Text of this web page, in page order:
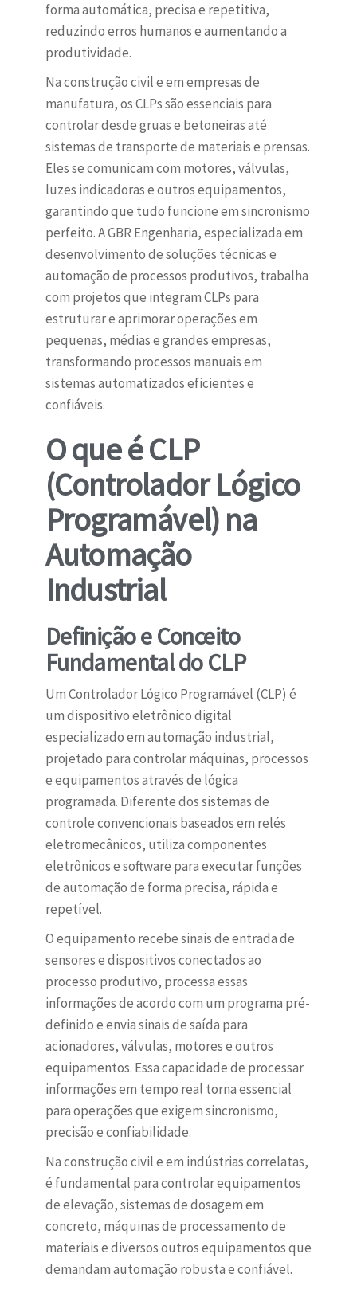
forma automática, precisa e repetitiva,
reduzindo erros humanos e aumentando a
produtividade.
Na construção civil e em empresas de
manufatura, os CLPs são essenciais para
controlar desde gruas e betoneiras até
sistemas de transporte de materiais e prensas.
Eles se comunicam com motores, válvulas,
luzes indicadoras e outros equipamentos,
garantindo que tudo funcione em sincronismo
perfeito. A GBR Engenharia, especializada em
desenvolvimento de soluções técnicas e
automação de processos produtivos, trabalha
com projetos que integram CLPs para
estruturar e aprimorar operações em
pequenas, médias e grandes empresas,
transformando processos manuais em
sistemas automatizados eficientes e
confiáveis.
O que é CLP
(Controlador Lógico
Programável) na
Automação
Industrial
Definição e Conceito
Fundamental do CLP
Um Controlador Lógico Programável (CLP) é
um dispositivo eletrônico digital
especializado em automação industrial,
projetado para controlar máquinas, processos
e equipamentos através de lógica
programada. Diferente dos sistemas de
controle convencionais baseados em relés
eletromecânicos, utiliza componentes
eletrônicos e software para executar funções
de automação de forma precisa, rápida e
repetível.
O equipamento recebe sinais de entrada de
sensores e dispositivos conectados ao
processo produtivo, processa essas
informações de acordo com um programa pré-
definido e envia sinais de saída para
acionadores, válvulas, motores e outros
equipamentos. Essa capacidade de processar
informações em tempo real torna essencial
para operações que exigem sincronismo,
precisão e confiabilidade.
Na construção civil e em indústrias correlatas,
é fundamental para controlar equipamentos
de elevação, sistemas de dosagem em
concreto, máquinas de processamento de
materiais e diversos outros equipamentos que
demandam automação robusta e confiável.